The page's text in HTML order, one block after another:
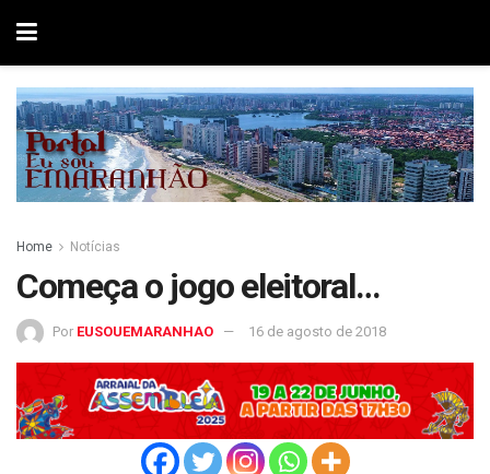
Home Notícias
Começa o jogo eleitoral…
Por EUSOUEMARANHAO 16 de agosto de 2018